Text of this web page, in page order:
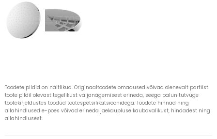
Toodete pildid on näitlikud. Originaaltoodete omadused võivad olenevalt partiist
toote pildil olevast tegelikust väljanägemisest erineda, seega palun tutvuge
tootekirjeldustes toodud tootespetsifikatsioonidega. Toodete hinnad ning
allahindlused e-poes võivad erineda jaekaupluse kaubavalikust, hindadest ning
allahindlusest.